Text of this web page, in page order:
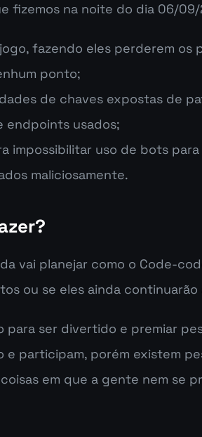
fizemos na noite do dia 06/
fazendo eles perderem os
ponto;
de chaves expostas de
endpoints usados;
impossibilitar uso de bots
maliciosamente.
vai planejar como o Code-
ou se eles ainda continuarão
para ser divertido e premiar
participam, porém existem
em que a gente nem se